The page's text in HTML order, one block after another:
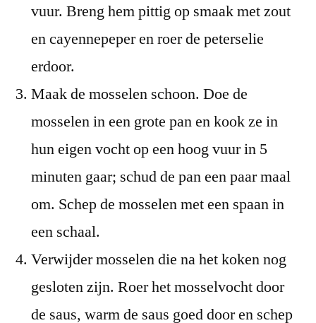
vuur. Breng hem pittig op smaak met zout
en cayennepeper en roer de peterselie
erdoor.
Maak de mosselen schoon. Doe de
mosselen in een grote pan en kook ze in
hun eigen vocht op een hoog vuur in 5
minuten gaar; schud de pan een paar maal
om. Schep de mosselen met een spaan in
een schaal.
Verwijder mosselen die na het koken nog
gesloten zijn. Roer het mosselvocht door
de saus, warm de saus goed door en schep